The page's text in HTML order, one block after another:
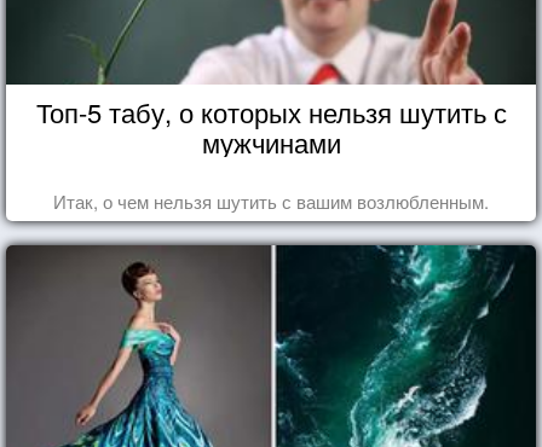
Топ-5 табу, о которых нельзя шутить с
мужчинами
Итак, о чем нельзя шутить с вашим возлюбленным.